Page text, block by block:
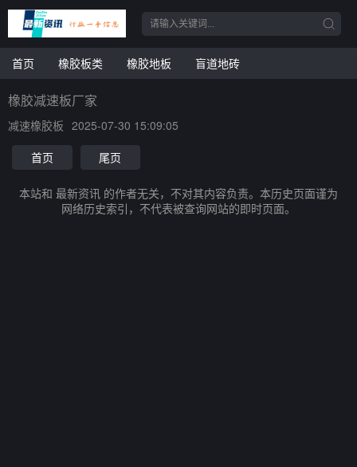
首页 橡胶板类 橡胶地板 盲道地砖
橡胶减速板厂家
减速橡胶板 2025-07-30 15:09:05
首页
尾页
本站和 最新资讯 的作者无关，不对其内容负责。本历史页面谨为
网络历史索引，不代表被查询网站的即时页面。